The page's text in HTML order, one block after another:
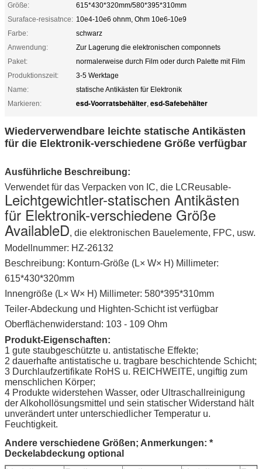
Größe:
615*430*320mm/580*395*310mm
Suraface-resisatnce: 10e4-10e6 ohnm, Ohm 10e6-10e9
Farbe:
schwarz
Anwendung:
Zur Lagerung die elektronischen componnets
Paket:
normalerweise durch Film oder durch Palette mit Film
Produktionszeit:
3-5 Werktage
Name:
statische Antikästen für Elektronik
Markieren:
esd-Voorratsbehälter, esd-Safebehälter
Wiederverwendbare leichte statische Antikästen
für die Elektronik-verschiedene Größe verfügbar
Ausführliche Beschreibung:
Verwendet für das Verpacken von IC, die LCReusable-
Leichtgewichtler-statischen Antikästen
für Elektronik-verschiedene Größe
AvailableD, die elektronischen Bauelemente, FPC, usw.
Modellnummer: HZ-26132
Beschreibung: Konturn-Größe (L× W× H) Millimeter:
615*430*320mm
Innengröße (L× W× H) Millimeter: 580*395*310mm
Teiler-Abdeckung und Highten-Schicht ist verfügbar
Oberflächenwiderstand: 103 - 109 Ohm
Produkt-Eigenschaften:
1 gute staubgeschützte u. antistatische Effekte;
2 dauerhafte antistatische u. tragbare beschichtende Schicht;
3 Durchlaufzertifikate RoHS u. REICHWEITE, ungiftig zum
menschlichen Körper;
4 Produkte widerstehen Wasser, oder Ultraschallreinigung
der Alkohollösungsmittel und sein statischer Widerstand hält
unverändert unter unterschiedlicher Temperatur u.
Feuchtigkeit.
Andere verschiedene Größen; Anmerkungen: *
Deckelabdeckung optional